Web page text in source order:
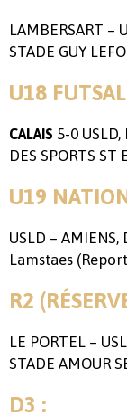
LAMBERSART –
STADE GUY
U18
CALAIS 5-0
DES SPORTS ST
U19
USLD –
Lamstaes
R2
LE PORTEL –
STADE AMOUR
D3 :